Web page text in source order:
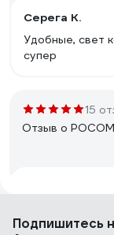
Серега К.
Удобные, свет
супер
15
Отзыв о
давят, лёгкие
Подпишитесь